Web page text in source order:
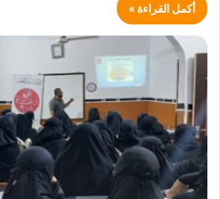
أكمل القراءة »